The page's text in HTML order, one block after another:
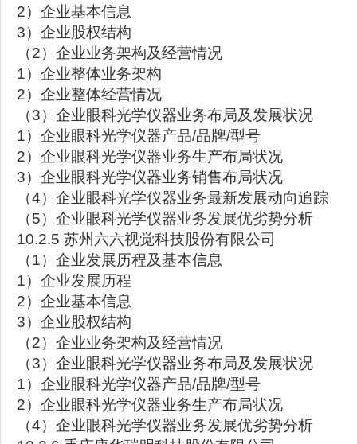
2）企业基本信息
3）企业股权结构
（2）企业业务架构及经营情况
1）企业整体业务架构
2）企业整体经营情况
（3）企业眼科光学仪器业务布局及发展状况
1）企业眼科光学仪器产品/品牌/型号
2）企业眼科光学仪器业务生产布局状况
3）企业眼科光学仪器业务销售布局状况
（4）企业眼科光学仪器业务最新发展动向追踪
（5）企业眼科光学仪器业务发展优劣势分析
10.2.5 苏州六六视觉科技股份有限公司
（1）企业发展历程及基本信息
1）企业发展历程
2）企业基本信息
3）企业股权结构
（2）企业业务架构及经营情况
（3）企业眼科光学仪器业务布局及发展状况
1）企业眼科光学仪器产品/品牌/型号
2）企业眼科光学仪器业务生产布局状况
（4）企业眼科光学仪器业务发展优劣势分析